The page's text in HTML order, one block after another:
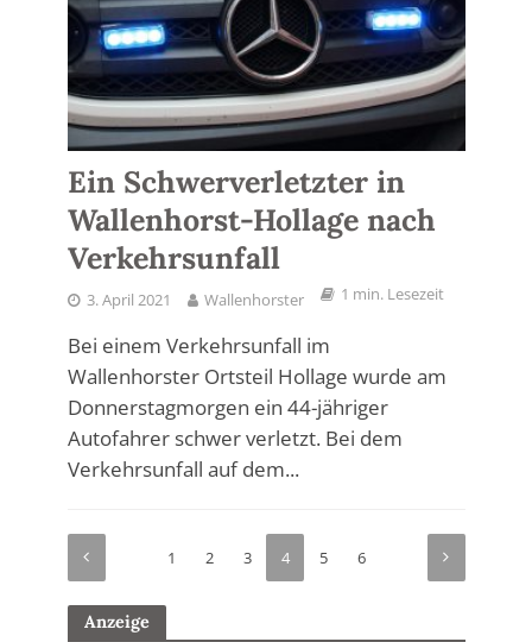
Ein Schwerverletzter in
Wallenhorst-Hollage nach
Verkehrsunfall
3. April 2021 Wallenhorster 1 min. Lesezeit
Bei einem Verkehrsunfall im
Wallenhorster Ortsteil Hollage wurde am
Donnerstagmorgen ein 44-jähriger
Autofahrer schwer verletzt. Bei dem
Verkehrsunfall auf dem...
1 2 3 4 5 6
Anzeige